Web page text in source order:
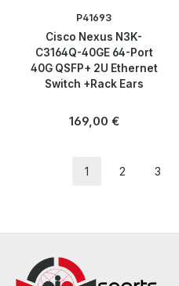
P41693
Cisco Nexus N3K-
C3164Q-40GE 64-Port
40G QSFP+ 2U Ethernet
Switch +Rack Ears
Regulärer Preis:
169,00 €
Seite
1
Seite
2
Seite
3